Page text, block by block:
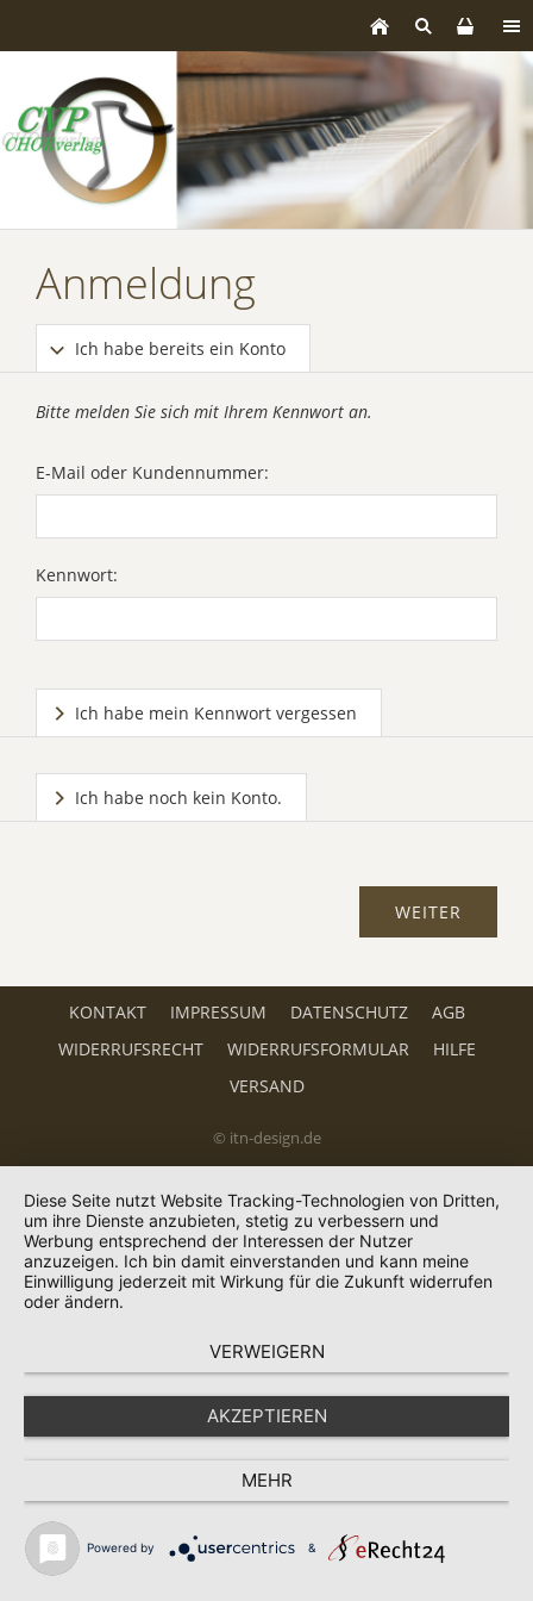
Anmeldung
Ich habe bereits ein Konto
Bitte melden Sie sich mit Ihrem Kennwort an.
E-Mail oder Kundennummer:
Kennwort:
Ich habe mein Kennwort vergessen
Ich habe noch kein Konto.
KONTAKT IMPRESSUM DATENSCHUTZ
AGB
WIDERRUFSRECHT
WIDERRUFSFORMULAR
HILFE
VERSAND
© itn-design.de
Diese Seite nutzt Website Tracking-Technologien von Dritten,
um ihre Dienste anzubieten, stetig zu verbessern und
Werbung entsprechend der Interessen der Nutzer
anzuzeigen. Ich bin damit einverstanden und kann meine
Einwilligung jederzeit mit Wirkung für die Zukunft widerrufen
oder ändern.
VERWEIGERN
AKZEPTIEREN
MEHR
Powered by &